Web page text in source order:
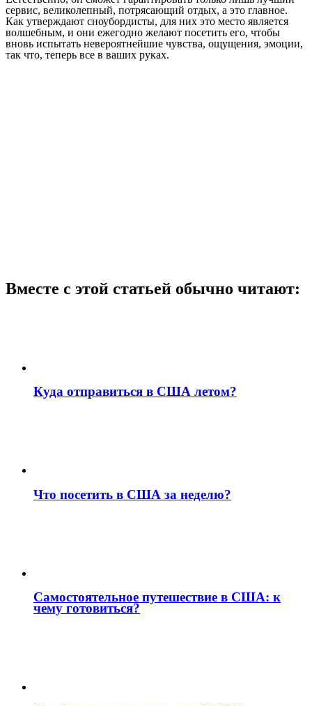
сервис, великолепный, потрясающий отдых, а это главное.
Как утверждают сноубордисты, для них это место является
волшебным, и они ежегодно желают посетить его, чтобы
вновь испытать невероятнейшие чувства, ощущения, эмоции,
так что, теперь все в ваших руках.
Вместе с этой статьей обычно читают:
Куда отправиться в США летом?
Что посетить в США за неделю?
Самостоятельное путешествие в США: к
чему готовиться?